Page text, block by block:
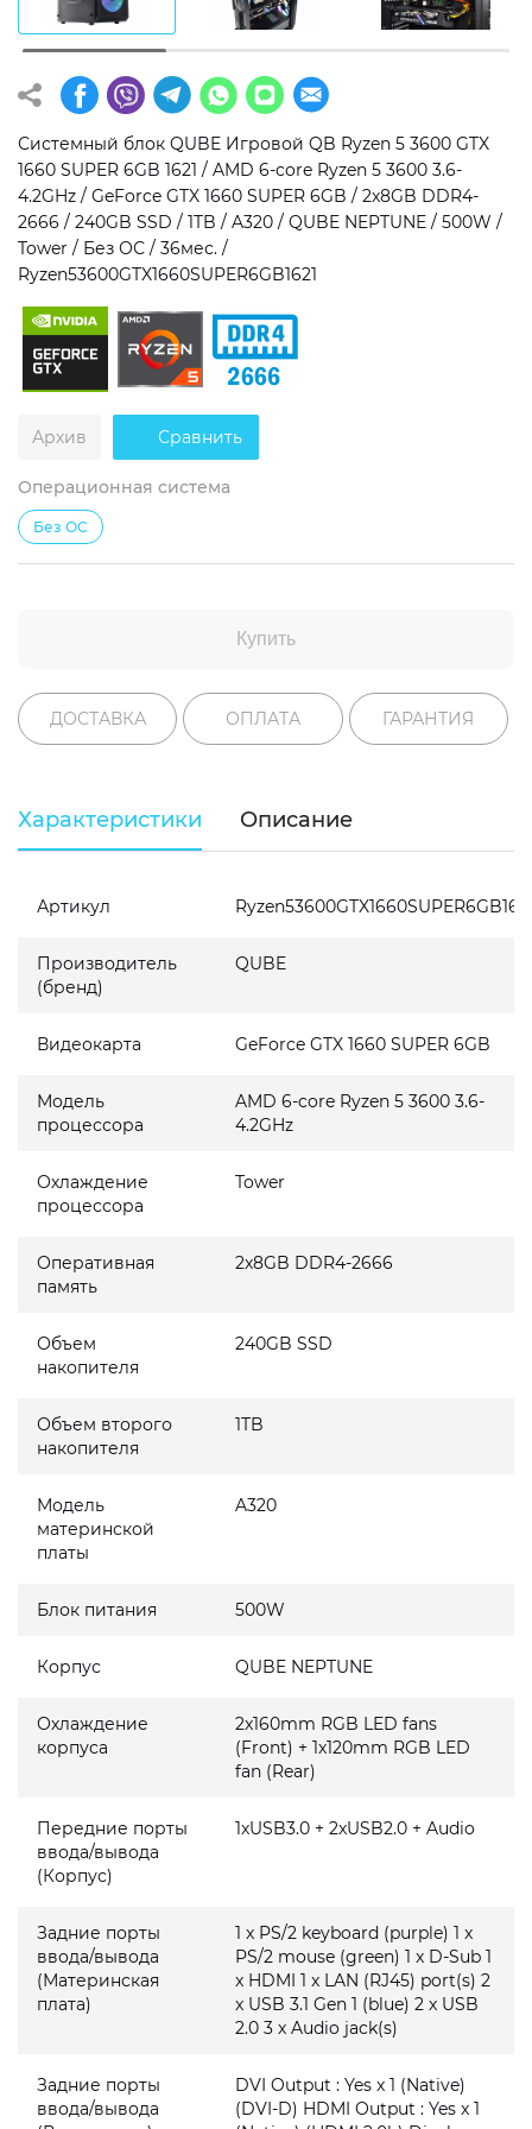
Операционная система
Windows 11 Home
Windows 11 Pro
Без ОС
Тип накопителя
SSD
HDD
SSD + HDD
Дополнительно
RGB-подсветка
Разблокированный множитель CPU
Сверхбыстрый M.2 SSD NVME
Системный блок QUBE Игровой QB Ryzen 5 3600 GTX
1660 SUPER 6GB 1621 / AMD 6-core Ryzen 5 3600 3.6-
4.2GHz / GeForce GTX 1660 SUPER 6GB / 2x8GB DDR4-
2666 / 240GB SSD / 1TB / A320 / QUBE NEPTUNE / 500W /
Tower / Без ОС / 36мес. /
Ryzen53600GTX1660SUPER6GB1621
Архив Сравнить
Операционная система
Без ОС
Купить
ДОСТАВКА ОПЛАТА ГАРАНТИЯ
Характеристики Описание
Артикул
Производитель
(бренд)
QUBE
Видеокарта GeForce GTX 1660 SUPER 6GB
Модель
процессора
AMD 6-core Ryzen 5 3600 3.6-
4.2GHz
Охлаждение
процессора
Tower
Оперативная
память
2x8GB DDR4-2666
Объем
накопителя
240GB SSD
Объем второго
накопителя
1TB
Модель
материнской
платы
A320
Блок питания 500W
Корпус QUBE NEPTUNE
Охлаждение
корпуса
2x160mm RGB LED fans
(Front) + 1x120mm RGB LED
fan (Rear)
Передние порты
ввода/вывода
(Корпус)
1xUSB3.0 + 2xUSB2.0 + Audio
Задние порты
ввода/вывода
(Материнская
плата)
1 x PS/2 keyboard (purple) 1 x
PS/2 mouse (green) 1 x D-Sub 1
x HDMI 1 x LAN (RJ45) port(s) 2
x USB 3.1 Gen 1 (blue) 2 x USB
2.0 3 x Audio jack(s)
Задние порты
ввода/вывода
DVI Output : Yes x 1 (Native)
(DVI-D) HDMI Output : Yes x 1